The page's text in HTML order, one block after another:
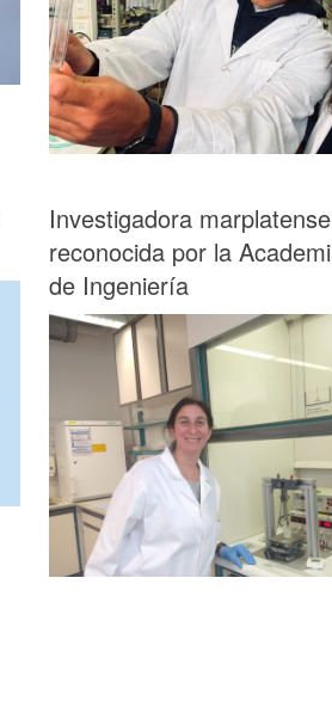
Investigadora
reconocida por la
de Ingeniería